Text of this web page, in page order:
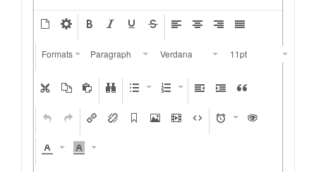
Formats Paragraph Verdana 11pt